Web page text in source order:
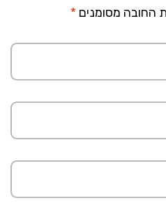
החובה מסומנים *